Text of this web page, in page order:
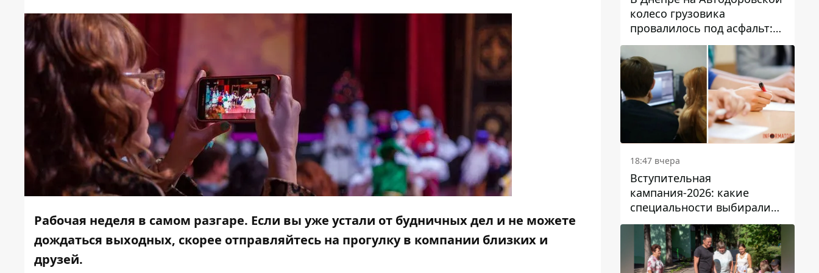
Рабочая неделя в самом разгаре. Если вы уже устали от будничных дел и не можете
дождаться выходных, скорее отправляйтесь на прогулку в компании близких и
друзей.
колесо грузовика
провалилось под асфальт:
движение заблокировано
18:47 вчера
Вступительная
кампания-2026: какие
специальности выбирали
абитуриенты в Украине